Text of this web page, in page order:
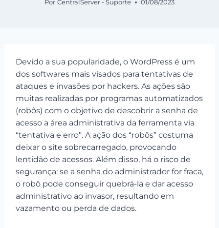
Por CentralServer - Suporte 01/08/2023
Devido a sua popularidade, o WordPress é um
dos softwares mais visados para tentativas de
ataques e invasões por hackers. As ações são
muitas realizadas por programas automatizados
(robôs) com o objetivo de descobrir a senha de
acesso a área administrativa da ferramenta via
“tentativa e erro”. A ação dos “robôs” costuma
deixar o site sobrecarregado, provocando
lentidão de acessos. Além disso, há o risco de
segurança: se a senha do administrador for fraca,
o robô pode conseguir quebrá-la e dar acesso
administrativo ao invasor, resultando em
vazamento ou perda de dados.